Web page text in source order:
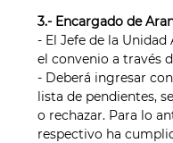
3.- Encargado de
- El Jefe de la
el convenio a través
- Deberá ingresar
lista de pendientes,
o rechazar. Para lo
respectivo ha